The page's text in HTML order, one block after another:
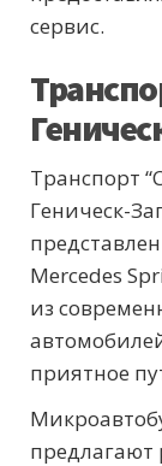
сервис.
Транспорт
Геническ-
Mercedes
из
приятное
предлагают